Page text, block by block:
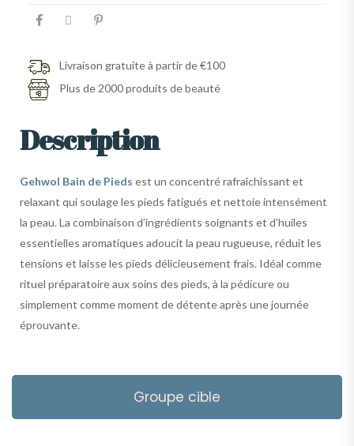
Livraison gratuite à partir de €100
Plus de 2000 produits de beauté
Description
Gehwol Bain de Pieds est un concentré rafraîchissant et
relaxant qui soulage les pieds fatigués et nettoie intensément
la peau. La combinaison d’ingrédients soignants et d’huiles
essentielles aromatiques adoucit la peau rugueuse, réduit les
tensions et laisse les pieds délicieusement frais. Idéal comme
rituel préparatoire aux soins des pieds, à la pédicure ou
simplement comme moment de détente après une journée
éprouvante.
Groupe cible